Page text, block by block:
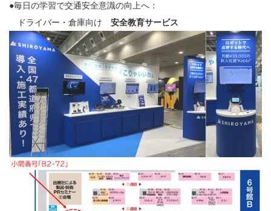
●毎日の学習で交通安全意識の向上へ：
ドライバー・倉庫向け 安全教育サービス